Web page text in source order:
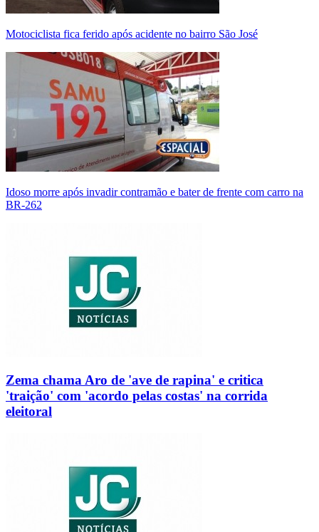
Motociclista fica ferido após acidente no bairro São José
Idoso morre após invadir contramão e bater de frente com carro na
BR-262
Zema chama Aro de 'ave de rapina' e critica
'traição' com 'acordo pelas costas' na corrida
eleitoral